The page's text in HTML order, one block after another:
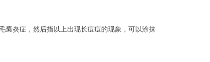
囊炎症，然后指以上出现长痘痘的现象，可以涂抹